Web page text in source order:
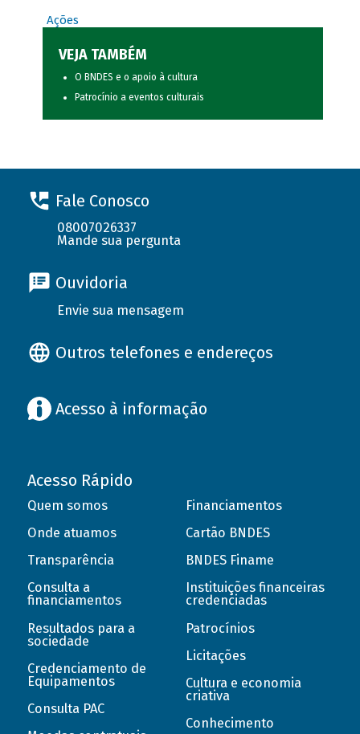
Ações
VEJA TAMBÉM
O BNDES e o apoio à cultura
Patrocínio a eventos culturais
Fale Conosco
08007026337
Mande sua pergunta
Ouvidoria
Envie sua mensagem
Outros telefones e endereços
Acesso à informação
Acesso Rápido
Quem somos
Onde atuamos
Transparência
Consulta a
financiamentos
Resultados para a
sociedade
Credenciamento de
Equipamentos
Consulta PAC
Financiamentos
Cartão BNDES
BNDES Finame
Instituições financeiras
credenciadas
Patrocínios
Licitações
Cultura e economia
criativa
Conhecimento